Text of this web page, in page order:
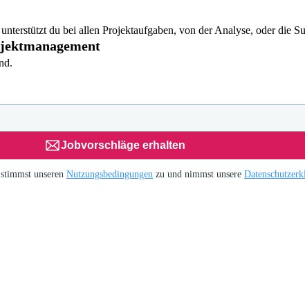
du bei allen Projektaufgaben, von der Analyse, oder die
Jobvorschläge erhalten
unserenNutzungsbedingungen zu und nimmst unsere